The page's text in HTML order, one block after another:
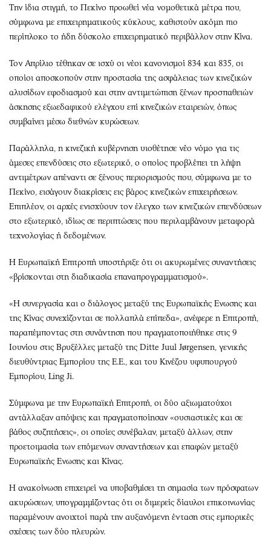
Την ίδια στιγμή, το Πεκίνο προωθεί νέα νομοθετικά μέτρα που,
σύμφωνα με επιχειρηματικούς κύκλους, καθιστούν ακόμη πιο
περίπλοκο το ήδη δύσκολο επιχειρηματικό περιβάλλον στην Κίνα.
Τον Απρίλιο τέθηκαν σε ισχύ οι νέοι κανονισμοί 834 και 835, οι
οποίοι αποσκοπούν στην προστασία της ασφάλειας των κινεζικών
αλυσίδων εφοδιασμού και στην αντιμετώπιση ξένων προσπαθειών
άσκησης εξωεδαφικού ελέγχου επί κινεζικών εταιρειών, όπως
συμβαίνει μέσω διεθνών κυρώσεων.
Παράλληλα, η κινεζική κυβέρνηση υιοθέτησε νέο νόμο για τις
άμεσες επενδύσεις στο εξωτερικό, ο οποίος προβλέπει τη λήψη
αντιμέτρων απέναντι σε ξένους περιορισμούς που, σύμφωνα με το
Πεκίνο, εισάγουν διακρίσεις εις βάρος κινεζικών επιχειρήσεων.
Επιπλέον, οι αρχές ενισχύουν τον έλεγχο των κινεζικών επενδύσεων
στο εξωτερικό, ιδίως σε περιπτώσεις που περιλαμβάνουν μεταφορά
τεχνολογίας ή δεδομένων.
Η Ευρωπαϊκή Επιτροπή υποστήριξε ότι οι ακυρωμένες συναντήσεις
«βρίσκονται στη διαδικασία επαναπρογραμματισμού».
«Η συνεργασία και ο διάλογος μεταξύ της Ευρωπαϊκής Ενωσης και
της Κίνας συνεχίζονται σε πολλαπλά επίπεδα», ανέφερε η Επιτροπή,
παραπέμποντας στη συνάντηση που πραγματοποιήθηκε στις 9
Ιουνίου στις Βρυξέλλες μεταξύ της Ditte Juul Jørgensen, γενικής
διευθύντριας Εμπορίου της Ε.Ε., και του Κινέζου υφυπουργού
Εμπορίου, Ling Ji.
Σύμφωνα με την Ευρωπαϊκή Επιτροπή, οι δύο αξιωματούχοι
αντάλλαξαν απόψεις και πραγματοποίησαν «ουσιαστικές και σε
βάθος συζητήσεις», οι οποίες συνέβαλαν, μεταξύ άλλων, στην
προετοιμασία των επόμενων συναντήσεων και επαφών μεταξύ
Ευρωπαϊκής Ενωσης και Κίνας.
Η ανακοίνωση επιχειρεί να υποβαθμίσει τη σημασία των πρόσφατων
ακυρώσεων, υπογραμμίζοντας ότι οι διμερείς δίαυλοι επικοινωνίας
παραμένουν ανοιχτοί παρά την αυξανόμενη ένταση στις εμπορικές
σχέσεις των δύο πλευρών.